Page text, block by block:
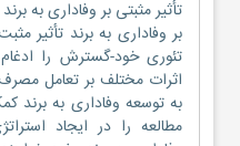
تأثیر مثبتی بر وفاداری به
بر وفاداری به برند تأثیر
تئوری خود-گسترش را
اثرات مختلف بر تعامل
به توسعه وفاداری به برند